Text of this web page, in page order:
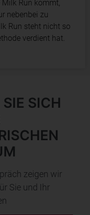
Run kommt,
nebenbei zu
Run steht nicht so
verdient hat.
SICH
zeigen wir
Sie und Ihr